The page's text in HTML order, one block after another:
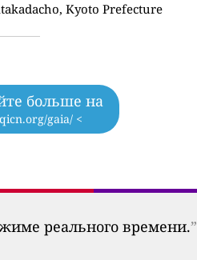
Kyoto Prefecture
больше на
gaia/ <
реального времени.”